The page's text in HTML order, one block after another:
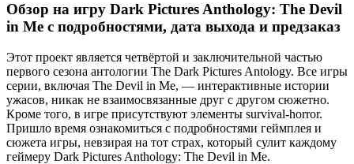
Обзор на игру Dark Pictures Anthology: The Devil
in Me с подробностями, дата выхода и предзаказ
Этот проект является четвёртой и заключительной частью
первого сезона антологии The Dark Pictures Antology. Все игры
серии, включая The Devil in Me, — интерактивные истории
ужасов, никак не взаимосвязанные друг с другом сюжетно.
Кроме того, в игре присутствуют элементы survival-horror.
Пришло время ознакомиться с подробностями геймплея и
сюжета игры, невзирая на тот страх, который сулит каждому
геймеру Dark Pictures Anthology: The Devil in Me.